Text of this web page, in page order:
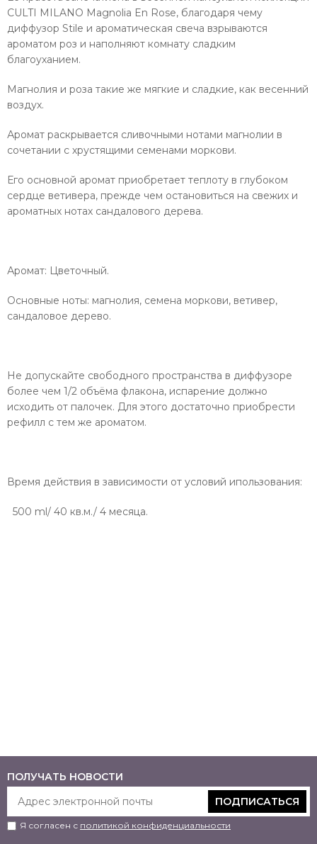
CULTI MILANO Magnolia En Rose, благодаря чему
диффузор Stile и ароматическая свеча взрываются
ароматом роз и наполняют комнату сладким
благоуханием.
Магнолия и роза такие же мягкие и сладкие, как весенний
воздух.
Аромат раскрывается сливочными нотами магнолии в
сочетании с хрустящими семенами моркови.
Его основной аромат приобретает теплоту в глубоком
сердце ветивера, прежде чем остановиться на свежих и
ароматных нотах сандалового дерева.
Аромат: Цветочный.
Основные ноты: магнолия, семена моркови, ветивер,
сандаловое дерево.
Не допускайте свободного пространства в диффузоре
более чем 1/2 объёма флакона, испарение должно
исходить от палочек. Для этого достаточно приобрести
рефилл с тем же ароматом.
Время действия в зависимости от условий ипользования:
500 ml/ 40 кв.м./ 4 месяца.
ПОЛУЧАТЬ НОВОСТИ
ПОДПИСАТЬСЯ
Я согласен с политикой конфиденциальности